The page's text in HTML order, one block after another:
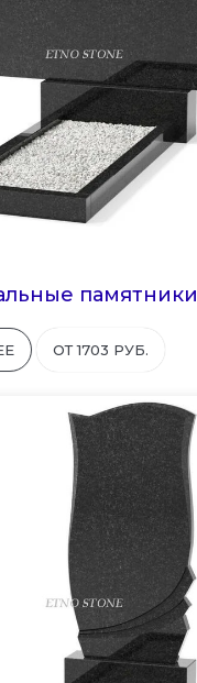
памятники
ОТ 1703 РУБ.